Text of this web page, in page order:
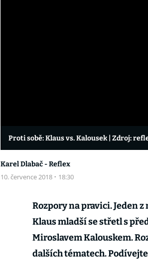
Proti sobě: Klaus vs. Kalousek | Zdroj:
Karel Dlabač - Reflex
10. července 2018 · 18:30
Rozpory na pravici. Jeden
Klaus mladší se střetl s
Miroslavem Kalouskem.
dalších tématech.